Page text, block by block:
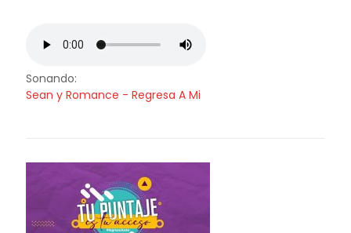
Sonando:
Sean y Romance - Regresa A Mi